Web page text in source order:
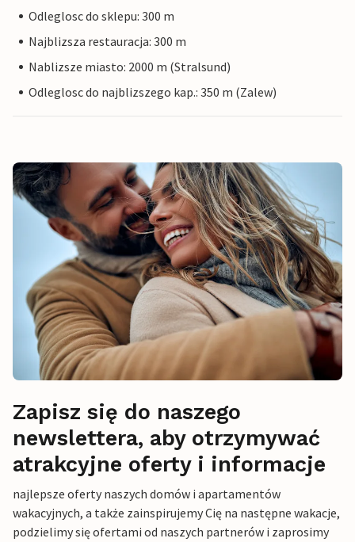
Odleglosc do sklepu: 300 m
Najblizsza restauracja: 300 m
Nablizsze miasto: 2000 m (Stralsund)
Odleglosc do najblizszego kap.: 350 m (Zalew)
Zapisz się do naszego
newslettera, aby otrzymywać
atrakcyjne oferty i informacje
najlepsze oferty naszych domów i apartamentów
wakacyjnych, a także zainspirujemy Cię na następne wakacje,
podzielimy się ofertami od naszych partnerów i zaprosimy